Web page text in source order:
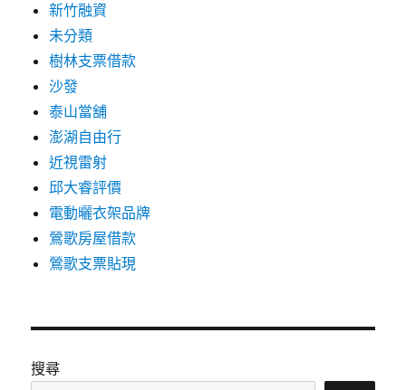
新竹融資
未分類
樹林支票借款
沙發
泰山當舖
澎湖自由行
近視雷射
邱大睿評價
電動曬衣架品牌
鶯歌房屋借款
鶯歌支票貼現
搜尋